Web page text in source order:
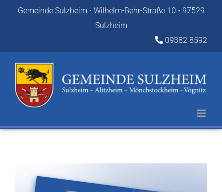
Gemeinde Sulzheim • Wilhelm-Behr-Straße 10 • 97529
Sulzheim
09382 8592